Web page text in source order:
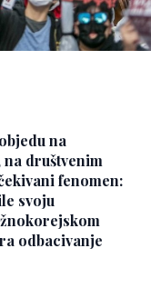
na
društvenim
fenomen:
svoju
odbacivanje